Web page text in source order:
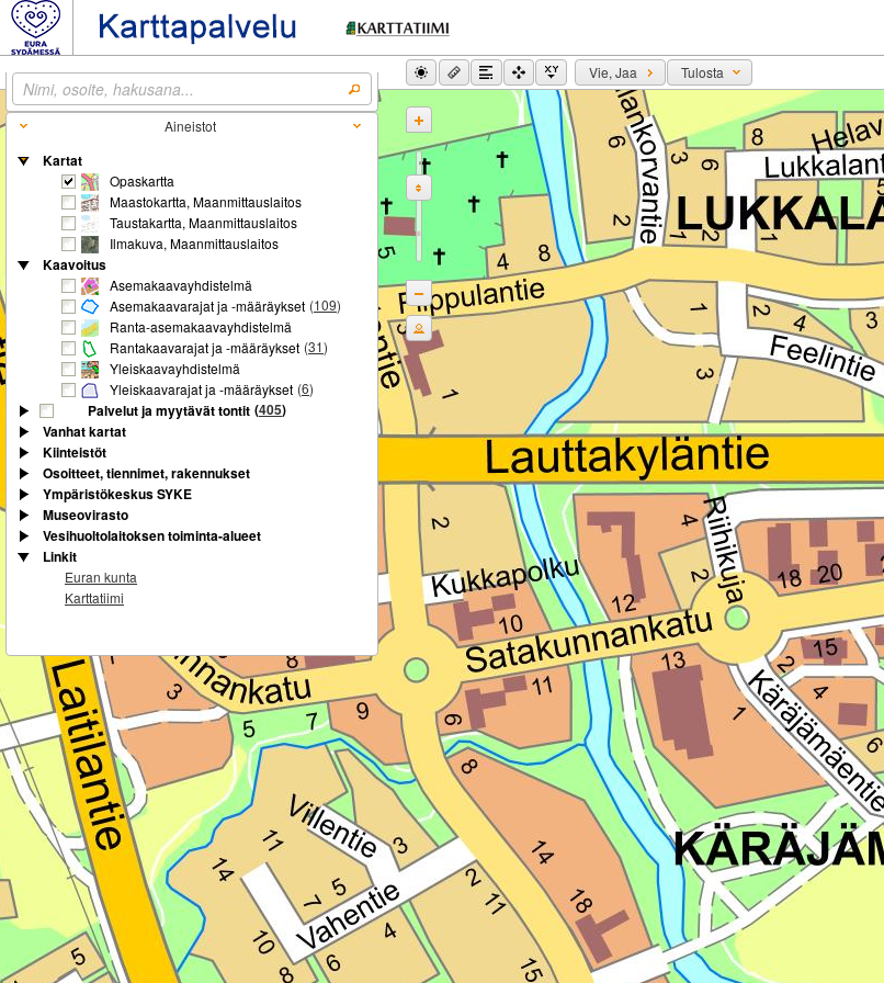
Vie, Jaa Tulosta
Aineistot
Kartat
Opaskartta
Maastokartta, Maanmittauslaitos
Taustakartta, Maanmittauslaitos
Ilmakuva, Maanmittauslaitos
Kaavoitus
Asemakaavayhdistelmä
Asemakaavarajat ja -määräykset (109)
Ranta-asemakaavayhdistelmä
Rantakaavarajat ja -määräykset (31)
Yleiskaavayhdistelmä
Yleiskaavarajat ja -määräykset (6)
Palvelut ja myytävät tontit (405)
Vanhat kartat
Kiinteistöt
Osoitteet, tiennimet, rakennukset
Ympäristökeskus SYKE
Museovirasto
Vesihuoltolaitoksen toiminta-alueet
Linkit
Euran kunta
Karttatiimi